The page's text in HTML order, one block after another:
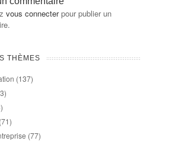
vous connecterpour publier un
THÈMES
(137)
(71)
(77)